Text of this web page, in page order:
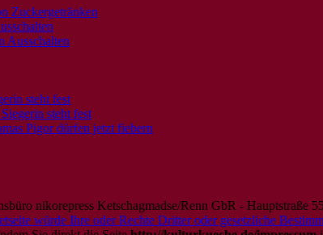
Zuckergetränken
Ausschalten
steht fest
steht fest
Pigor dürfen jetzt fiebern
nikorepress Ketschagmadse/Renn GbR - Hauptstraße
würde Ihre oder Rechte Dritter oder gesetzliche